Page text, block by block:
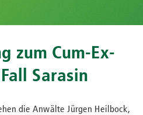
zum Cum-Ex-
Sarasin
die Anwälte Jürgen Heilbock,